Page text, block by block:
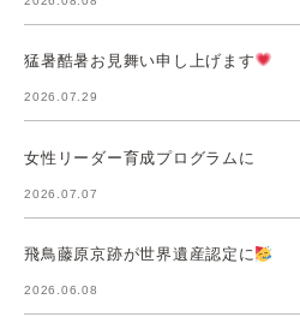
猛暑酷暑お見舞い申し上げます
2026.07.29
女性リーダー育成プログラムに
2026.07.07
飛鳥藤原京跡が世界遺産認定に
2026.06.08